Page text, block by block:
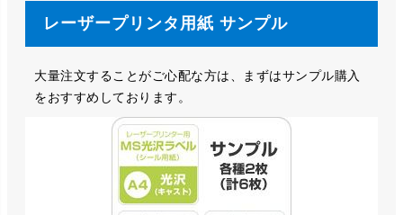
レーザープリンタ用紙 サンプル
大量注文することがご心配な方は、まずはサンプル購入
をおすすめしております。